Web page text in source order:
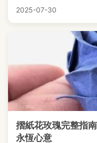
2025-07-30
摺紙花玫瑰完整指
永恆心意